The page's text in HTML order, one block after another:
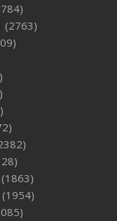
(2763)
(1863)
(1954)